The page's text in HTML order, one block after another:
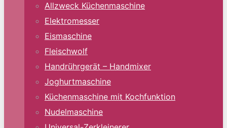
Allzweck Küchenmaschine
Elektromesser
Eismaschine
Fleischwolf
Handrührgerät – Handmixer
Joghurtmaschine
Küchenmaschine mit Kochfunktion
Nudelmaschine